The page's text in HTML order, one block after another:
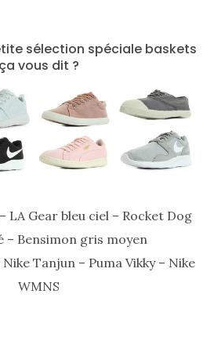
sélection spéciale baskets
ça vous dit ?
LA Gear bleu ciel – Rocket Dog
– Bensimon gris moyen
Tanjun – Puma Vikky – Nike
WMNS